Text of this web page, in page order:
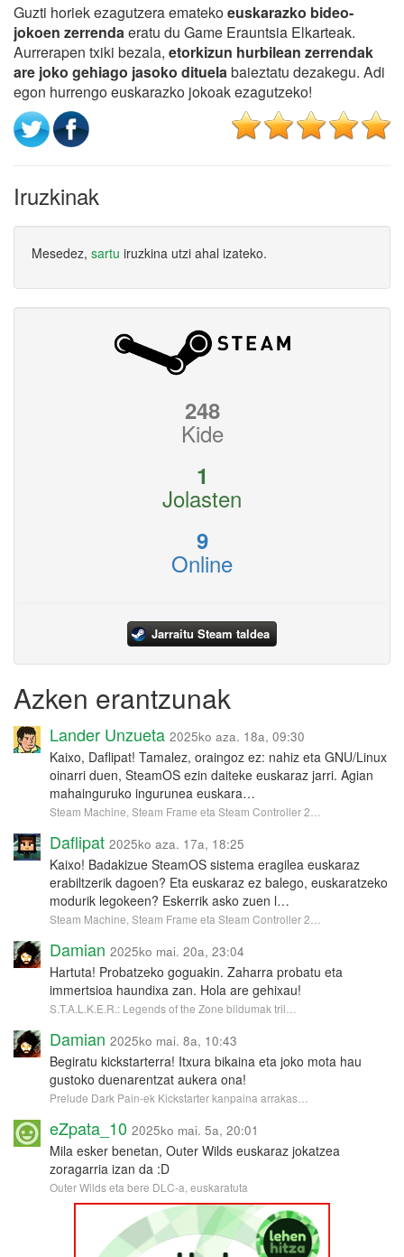
Guzti horiek ezagutzera ematekoeuskarazko bideo-
jokoen zerrendaeratu du Game Erauntsia Elkarteak.
Aurrerapen txiki bezala, etorkizun hurbilean zerrendak
are joko gehiago jasoko dituelabaieztatu dezakegu. Adi
egon hurrengo euskarazko jokoak ezagutzeko!
Iruzkinak
Mesedez, sartu iruzkina utzi ahal izateko.
248
Kide
1
Jolasten
9
Online
Jarraitu Steam taldea
Azken erantzunak
Lander Unzueta 2025ko aza. 18a, 09:30
Kaixo, Daflipat! Tamalez, oraingoz ez: nahiz eta GNU/Linux
oinarri duen, SteamOS ezin daiteke euskaraz jarri. Agian
mahainguruko ingurunea euskara…
Steam Machine, Steam Frame eta Steam Controller 2…
Daflipat 2025ko aza. 17a, 18:25
Kaixo! Badakizue SteamOS sistema eragilea euskaraz
erabiltzerik dagoen? Eta euskaraz ez balego, euskaratzeko
modurik legokeen? Eskerrik asko zuen l…
Steam Machine, Steam Frame eta Steam Controller 2…
Damian 2025ko mai. 20a, 23:04
Hartuta! Probatzeko goguakin. Zaharra probatu eta
immertsioa haundixa zan. Hola are gehixau!
S.T.A.L.K.E.R.: Legends of the Zone bildumak tril…
Damian 2025ko mai. 8a, 10:43
Begiratu kickstarterra! Itxura bikaina eta joko mota hau
gustoko duenarentzat aukera ona!
Prelude Dark Pain-ek Kickstarter kanpaina arrakas…
eZpata_10 2025ko mai. 5a, 20:01
Mila esker benetan, Outer Wilds euskaraz jokatzea
zoragarria izan da :D
Outer Wilds eta bere DLC-a, euskaratuta